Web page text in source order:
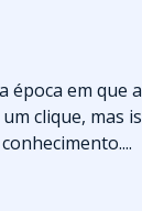
época em que
clique, mas